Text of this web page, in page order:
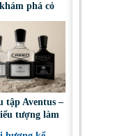
phá cỏ
bài dưới góc
Creed
tập Aventus –
tượng làm